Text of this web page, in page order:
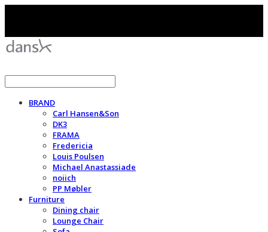
BRAND
Carl Hansen&Son
DK3
FRAMA
Fredericia
Louis Poulsen
Michael Anastassiade
noiich
PP Møbler
Furniture
Dining chair
Lounge Chair